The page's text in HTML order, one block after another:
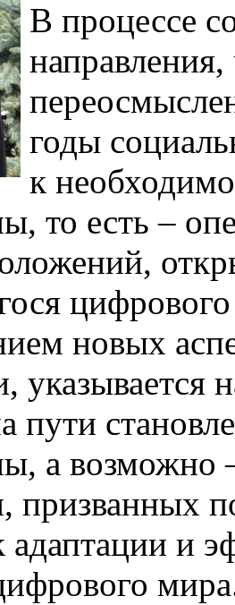
В процессе
годы
к
то есть –
новых
пути
а возможно
призванных
адаптации и